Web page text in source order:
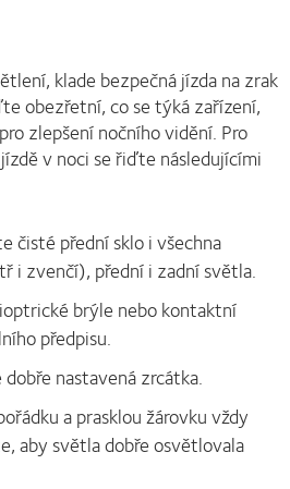
klade bezpečná jízda na zrak
obezřetní, co se týká zařízení,
zlepšení nočního vidění. Pro
v noci se řiďte následujícími
čisté přední sklo i všechna
i zvenčí), přední i zadní světla.
brýle nebo kontaktní
předpisu.
nastavená zrcátka.
a prasklou žárovku vždy
aby světla dobře osvětlovala